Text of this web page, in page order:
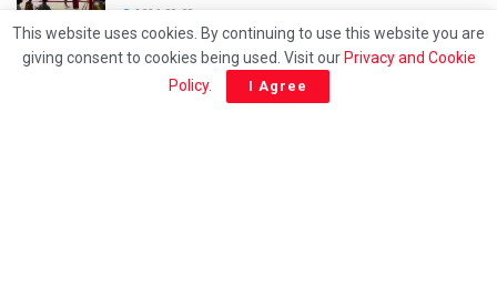
This website uses cookies. By continuing to use this website you are
giving consent to cookies being used. Visit our Privacy and Cookie
Policy. I Agree